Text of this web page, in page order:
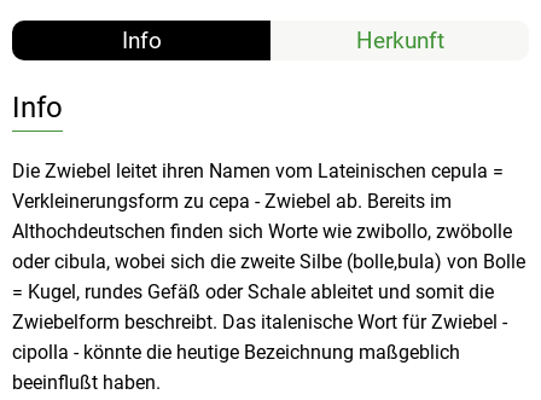
Info Herkunft
Info
Die Zwiebel leitet ihren Namen vom Lateinischen cepula =
Verkleinerungsform zu cepa - Zwiebel ab. Bereits im
Althochdeutschen finden sich Worte wie zwibollo, zwöbolle
oder cibula, wobei sich die zweite Silbe (bolle,bula) von Bolle
= Kugel, rundes Gefäß oder Schale ableitet und somit die
Zwiebelform beschreibt. Das italenische Wort für Zwiebel -
cipolla - könnte die heutige Bezeichnung maßgeblich
beeinflußt haben.